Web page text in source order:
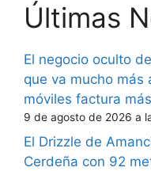
Últimas
El negocio oculto
que va mucho más
móviles factura
9 de agosto de 2026 a
El Drizzle de
Cerdeña con 92